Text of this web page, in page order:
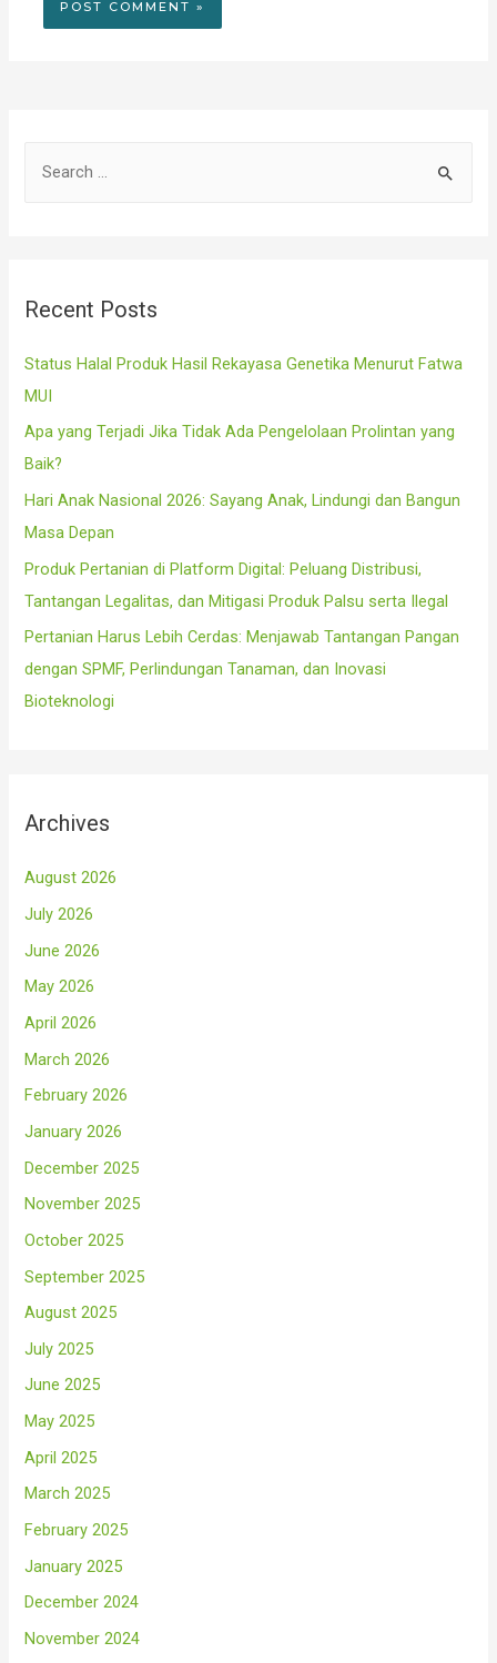
h
Recent Posts
Status Halal Produk Hasil Rekayasa Genetika Menurut Fatwa
MUI
Apa yang Terjadi Jika Tidak Ada Pengelolaan Prolintan yang
Baik?
Hari Anak Nasional 2026: Sayang Anak, Lindungi dan Bangun
Masa Depan
Produk Pertanian di Platform Digital: Peluang Distribusi,
Tantangan Legalitas, dan Mitigasi Produk Palsu serta Ilegal
Pertanian Harus Lebih Cerdas: Menjawab Tantangan Pangan
dengan SPMF, Perlindungan Tanaman, dan Inovasi
Bioteknologi
Archives
August 2026
July 2026
June 2026
May 2026
April 2026
March 2026
February 2026
January 2026
December 2025
November 2025
October 2025
September 2025
August 2025
July 2025
June 2025
May 2025
April 2025
March 2025
February 2025
January 2025
December 2024
November 2024